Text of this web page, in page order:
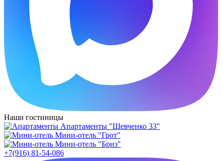
Наши гостиницы
Апартаменты "Шевченко 33"
Мини-отель "Грот"
Мини-отель "Бриз"
+7(916) 81-54-086